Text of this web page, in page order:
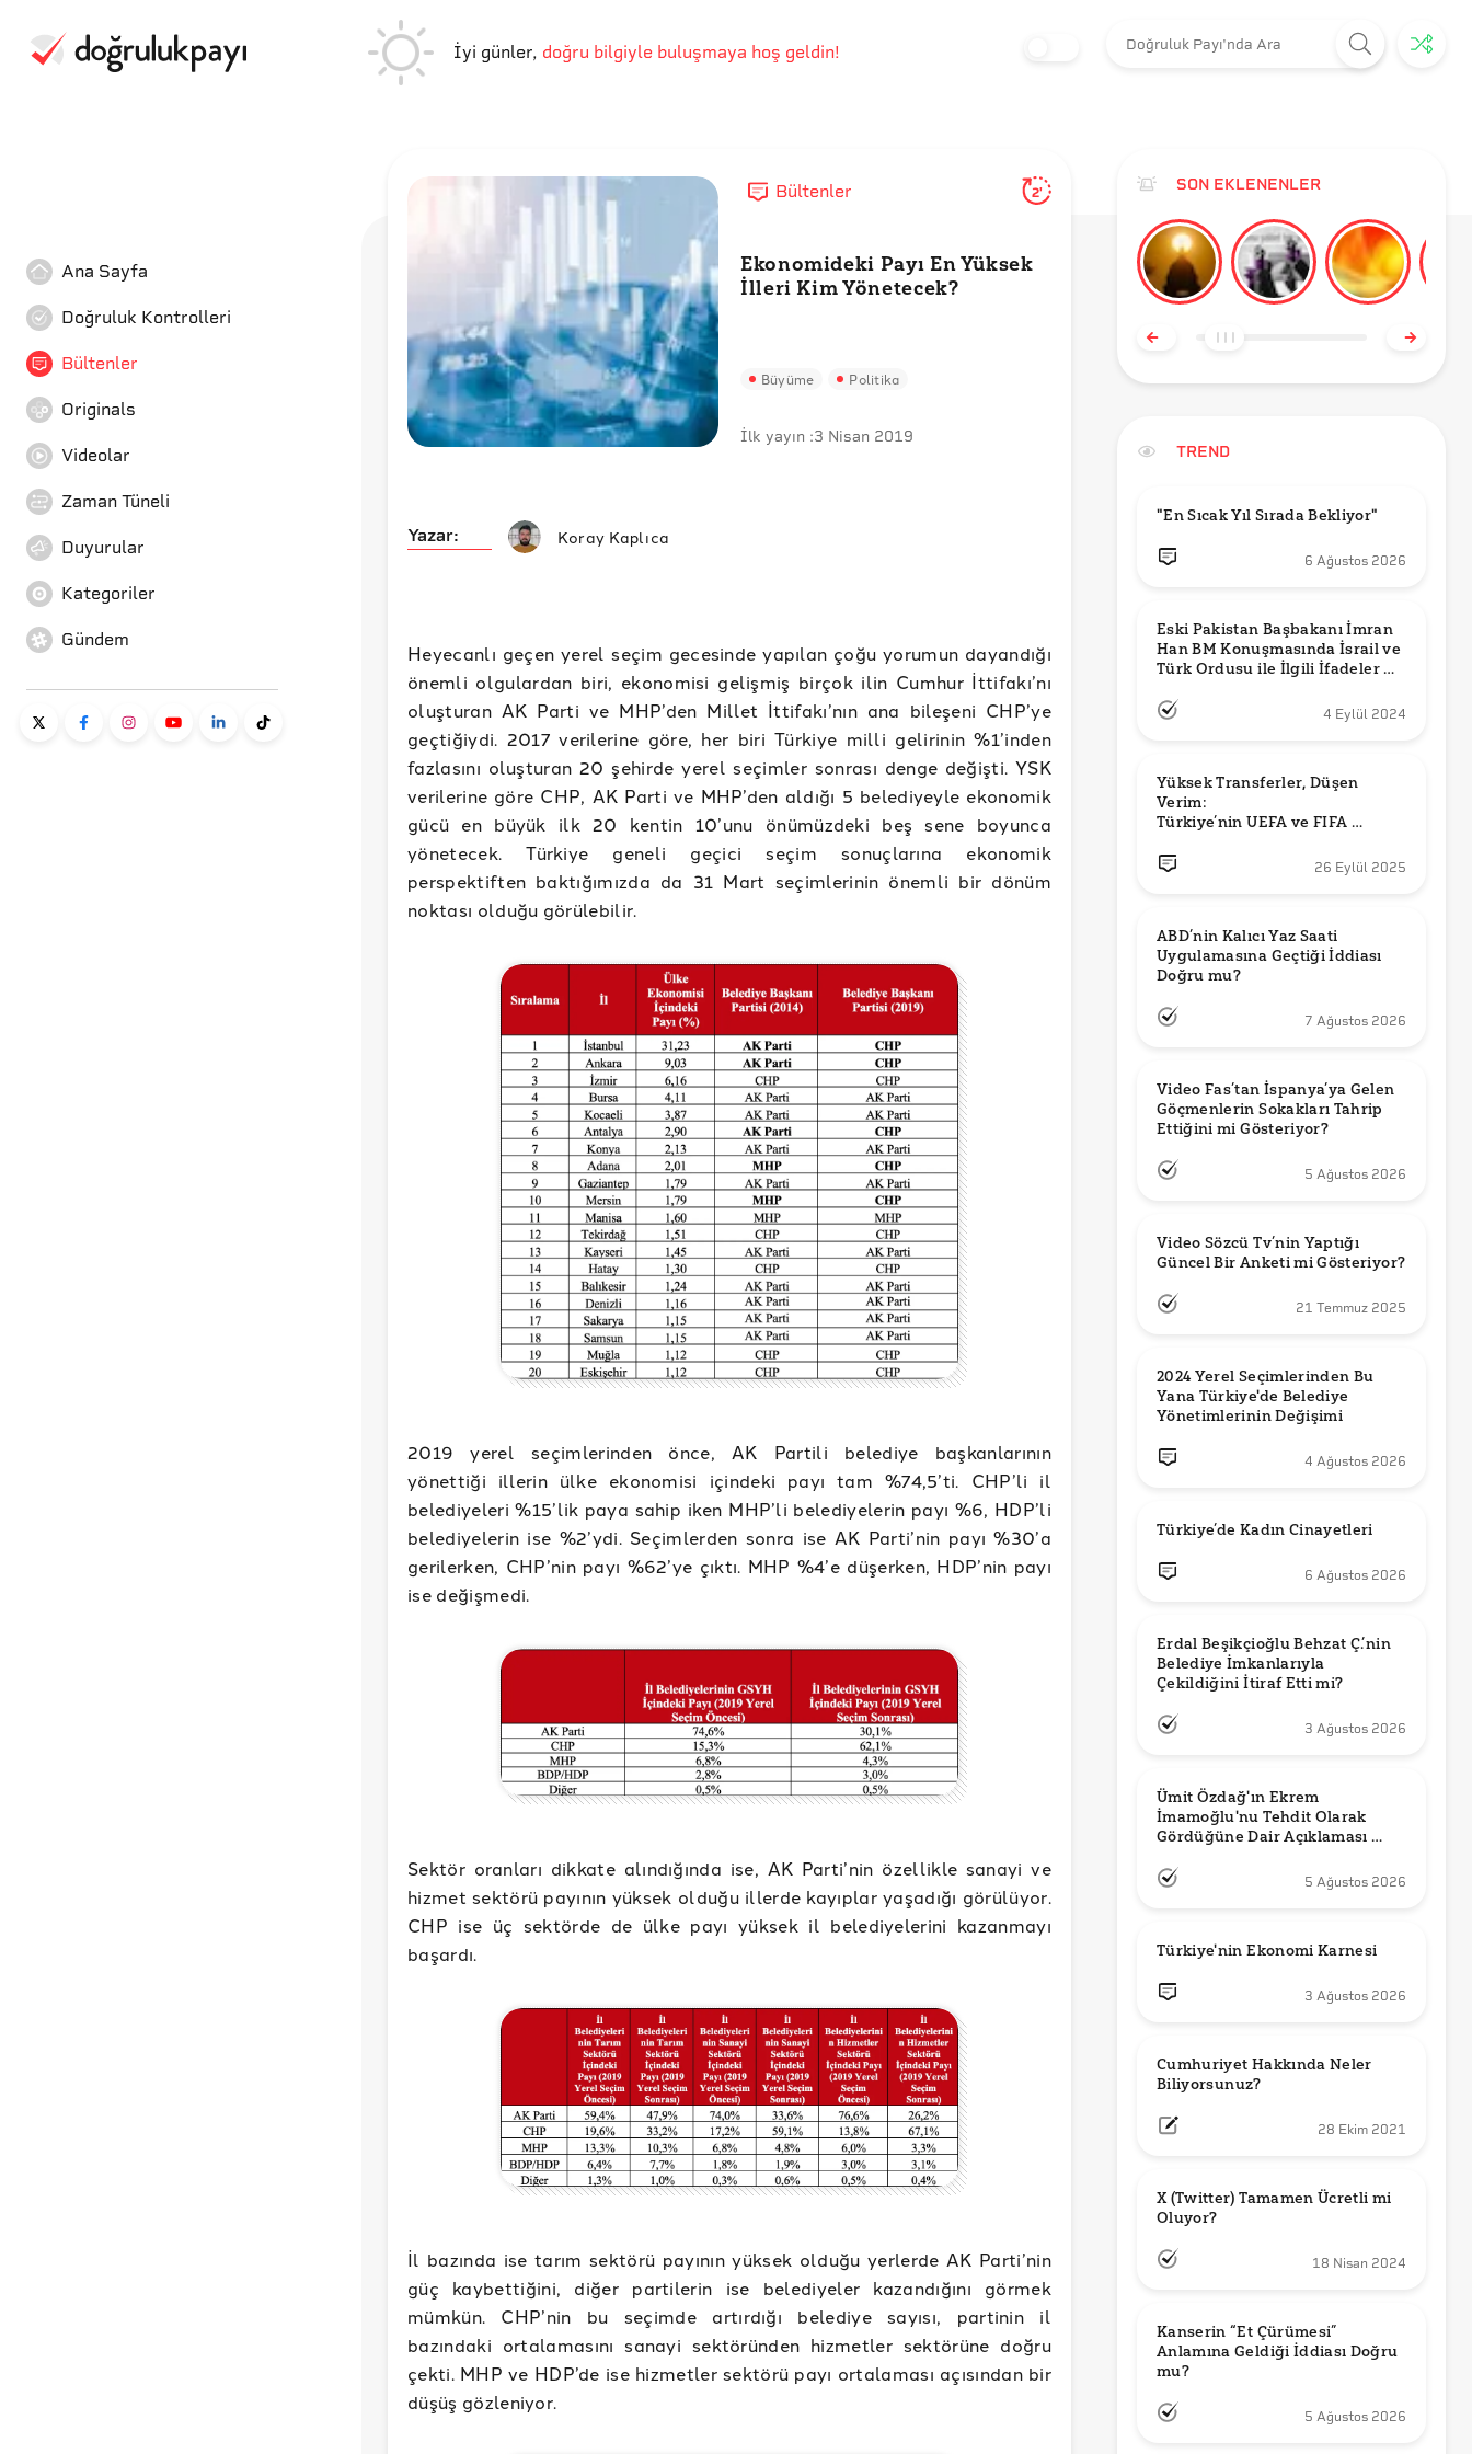
İyi günler, doğru bilgiyle buluşmaya hoş geldin!
Ana Sayfa
Doğruluk Kontrolleri
Bültenler
Originals
Videolar
Zaman Tüneli
Duyurular
Kategoriler
Gündem
Bültenler 2'
Ekonomideki Payı En Yüksek
İlleri Kim Yönetecek?
Büyüme Politika
İlk yayın :3 Nisan 2019
Yazar: Koray Kaplıca
Heyecanlı geçen yerel seçim gecesinde yapılan çoğu yorumun dayandığı
önemli olgulardan biri, ekonomisi gelişmiş birçok ilin Cumhur İttifakı’nı
oluşturan AK Parti ve MHP’den Millet İttifakı’nın ana bileşeni CHP’ye
geçtiğiydi. 2017 verilerine göre, her biri Türkiye milli gelirinin %1’inden
fazlasını oluşturan 20 şehirde yerel seçimler sonrası denge değişti. YSK
verilerine göre CHP, AK Parti ve MHP’den aldığı 5 belediyeyle ekonomik
gücü en büyük ilk 20 kentin 10’unu önümüzdeki beş sene boyunca
yönetecek. Türkiye geneli geçici seçim sonuçlarına ekonomik
perspektiften baktığımızda da 31 Mart seçimlerinin önemli bir dönüm
noktası olduğu görülebilir.
2019 yerel seçimlerinden önce, AK Partili belediye başkanlarının
yönettiği illerin ülke ekonomisi içindeki payı tam %74,5’ti. CHP’li il
belediyeleri %15’lik paya sahip iken MHP’li belediyelerin payı %6, HDP’li
belediyelerin ise %2’ydi. Seçimlerden sonra ise AK Parti’nin payı %30’a
gerilerken, CHP’nin payı %62’ye çıktı. MHP %4’e düşerken, HDP’nin payı
ise değişmedi.
Sektör oranları dikkate alındığında ise, AK Parti’nin özellikle sanayi ve
hizmet sektörü payının yüksek olduğu illerde kayıplar yaşadığı görülüyor.
CHP ise üç sektörde de ülke payı yüksek il belediyelerini kazanmayı
başardı.
İl bazında ise tarım sektörü payının yüksek olduğu yerlerde AK Parti’nin
güç kaybettiğini, diğer partilerin ise belediyeler kazandığını görmek
mümkün. CHP’nin bu seçimde artırdığı belediye sayısı, partinin il
bazındaki ortalamasını sanayi sektöründen hizmetler sektörüne doğru
çekti. MHP ve HDP’de ise hizmetler sektörü payı ortalaması açısından bir
düşüş gözleniyor.
SON EKLENENLER
TREND
"En Sıcak Yıl Sırada Bekliyor"
6 Ağustos 2026
Eski Pakistan Başbakanı İmran
Han BM Konuşmasında İsrail ve
Türk Ordusu ile İlgili İfadeler mi
4 Eylül 2024
Yüksek Transferler, Düşen
Verim:
Türkiye’nin UEFA ve FIFA
26 Eylül 2025
ABD’nin Kalıcı Yaz Saati
Uygulamasına Geçtiği İddiası
Doğru mu?
7 Ağustos 2026
Video Fas’tan İspanya’ya Gelen
Göçmenlerin Sokakları Tahrip
Ettiğini mi Gösteriyor?
5 Ağustos 2026
Video Sözcü Tv’nin Yaptığı
Güncel Bir Anketi mi Gösteriyor?
21 Temmuz 2025
2024 Yerel Seçimlerinden Bu
Yana Türkiye'de Belediye
Yönetimlerinin Değişimi
4 Ağustos 2026
Türkiye’de Kadın Cinayetleri
6 Ağustos 2026
Erdal Beşikçioğlu Behzat Ç.’nin
Belediye İmkanlarıyla
3 Ağustos 2026
Ümit Özdağ'ın Ekrem
İmamoğlu'nu Tehdit Olarak
Gördüğüne Dair Açıklaması
5 Ağustos 2026
Türkiye'nin Ekonomi Karnesi
3 Ağustos 2026
Cumhuriyet Hakkında Neler
Biliyorsunuz?
28 Ekim 2021
X (Twitter) Tamamen Ücretli mi
Oluyor?
18 Nisan 2024
Kanserin “Et Çürümesi”
Anlamına Geldiği İddiası Doğru
mu?
5 Ağustos 2026